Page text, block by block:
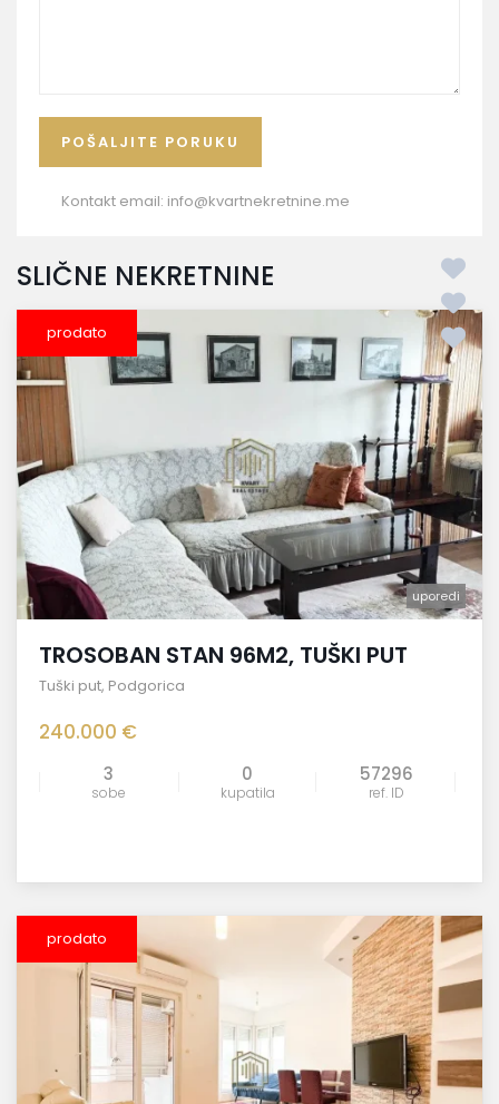
Kontakt email: info@kvartnekretnine.me
SLIČNE NEKRETNINE
prodato
uporedi
TROSOBAN STAN 96M2, TUŠKI PUT
Tuški put, Podgorica
240.000 €
3
sobe
0
kupatila
57296
ref. ID
prodato